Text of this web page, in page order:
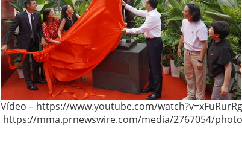
Vídeo – https://www.youtube.com/
https://mma.prnewswire.com/media/2767054/